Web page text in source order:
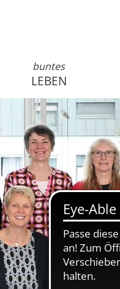
buntes
LEBEN